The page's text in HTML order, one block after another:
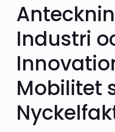
Industri
Mobilitet